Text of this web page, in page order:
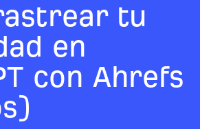
tu
en
con Ahrefs